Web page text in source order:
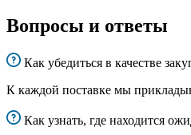
Вопросы и ответы
Как убедиться в качестве
К каждой поставке мы
Как узнать, где находится